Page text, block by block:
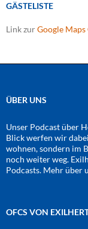
GÄSTELISTE
Link zurGoogle
ÜBER UNS
Unser Podcast über
Blick werfen wir
wohnen, sondern im
noch weiter weg.
Podcasts. Mehr über
OFCS VON